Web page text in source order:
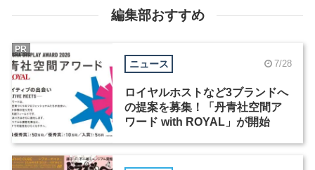
編集部おすすめ
ニュース 7/28
ロイヤルホストなど3ブランドへ
の提案を募集！「丹青社空間ア
ワード with ROYAL」が開始
PR